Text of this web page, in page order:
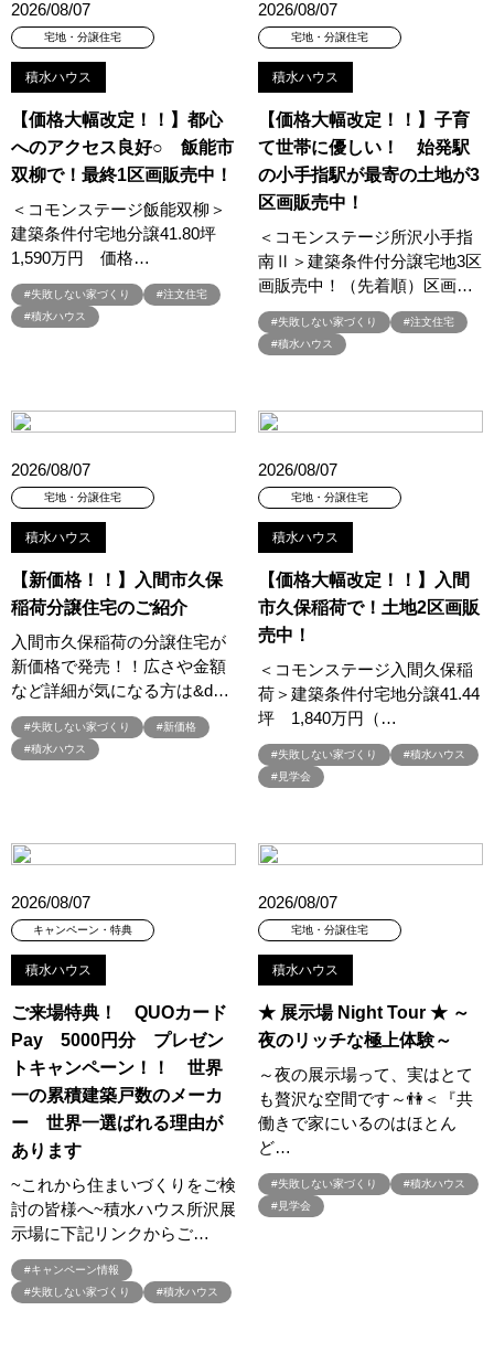
#Tomorrow's Life Museum #WEBおうち見学会
#WEBでマイホーム #WEBセミナー
#WEB予約限定 #WEB予約限定キャンペーン
#web見学会 #wonder HAUS #wonderhaus #W基礎断熱
#W断熱 #W断熱フェア #xevoΣ #YouTube #Youtube LIVE
#ZEH仕様標準 #Z空調
#【家族と暮らしを守る住まいづくり】 #【間取り相談会】
#あったかハイム
#いいとこどり、始まる。 #いい暮らし #えらべる
#おしゃれな家づくり
#お子様歓迎
#お役立ち情報 #お得 #お得な家づくり #お得な情報
#お米券 #お金の話相談会 #かき氷
#かしこい家づくり #きこりん #きれいなまち
#こだわりたい方 #こだわりの家づくり #これからの住宅選び
#ご予約不要 #ご入居宅 #ご入居宅見学
#ご来場WEB予約キャンペンーン #ご来場WEB予約キャンペーン
#ご来場キャンペーン #ご来場プレゼント #ご来場予約フェア
#さいたま市 #さいたま市注文住宅 #さいたま市浦和区領家
#さよならキャンペーン #さわやかハイム
#すみりん
#はじめての家づくり #ひのき #へーベルハウス
#もりぞう #もるぞう #ゆっくり見学
#アイ #アイシングクッキー #アイスプレゼント
#アイスマート #アウトドアスタイル
#アキュラホーム #アクアリュウム #アクセサリーワークショップ
#アールギャラリー
#イズ熊谷展示場 #イベント #イベント情報
#インスタ #インスタグラム #インスタライブ
#インテリアキッチン #インナーガレージ
#ウェブ予約限定 #エアコンのいらない家
#エアロハス #エネレボZ #エリア（上尾市）
#エリア（全国一斉） #エリア（埼玉県）
#オンライン
#オンライン工場見学 #オンライン相談
2026/08/07
宅地・分譲住宅
積水ハウス
【価格大幅改定！！】都心
へのアクセス良好○ 飯能市
双柳で！最終1区画販売中！
＜コモンステージ飯能双柳＞
建築条件付宅地分譲41.80坪
1,590万円 価格…
#失敗しない家づくり
#注文住宅
#積水ハウス
2026/08/07
宅地・分譲住宅
積水ハウス
【価格大幅改定！！】子育
て世帯に優しい！ 始発駅
の小手指駅が最寄の土地が3
区画販売中！
＜コモンステージ所沢小手指
南Ⅱ＞建築条件付分譲宅地3区
画販売中！（先着順）区画…
#失敗しない家づくり
#注文住宅
#積水ハウス
2026/08/07
宅地・分譲住宅
積水ハウス
【新価格！！】入間市久保
稲荷分譲住宅のご紹介
入間市久保稲荷の分譲住宅が
新価格で発売！！広さや金額
など詳細が気になる方は&d…
#失敗しない家づくり
#新価格
#積水ハウス
2026/08/07
宅地・分譲住宅
積水ハウス
【価格大幅改定！！】入間
市久保稲荷で！土地2区画販
売中！
＜コモンステージ入間久保稲
荷＞建築条件付宅地分譲41.44
坪 1,840万円（…
#失敗しない家づくり
#積水ハウス
#見学会
2026/08/07
キャンペーン・特典
積水ハウス
ご来場特典！ QUOカード
Pay 5000円分 プレゼン
トキャンペーン！！ 世界
一の累積建築戸数のメーカ
ー 世界一選ばれる理由が
あります
~これから住まいづくりをご検
討の皆様へ~積水ハウス所沢展
示場に下記リンクからご…
#キャンペーン情報
#失敗しない家づくり
#積水ハウス
2026/08/07
宅地・分譲住宅
積水ハウス
★ 展示場 Night Tour ★ ～
夜のリッチな極上体験～
～夜の展示場って、実はとて
も贅沢な空間です～👫＜『共
働きで家にいるのはほとん
ど…
#失敗しない家づくり
#積水ハウス
#見学会